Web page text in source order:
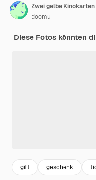
doomu
Diese Fotos könnten
gift geschenk